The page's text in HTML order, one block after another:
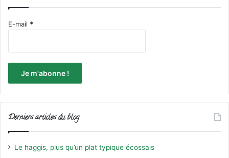
E-mail *
Derniers articles du blog
Le haggis, plus qu’un plat typique écossais